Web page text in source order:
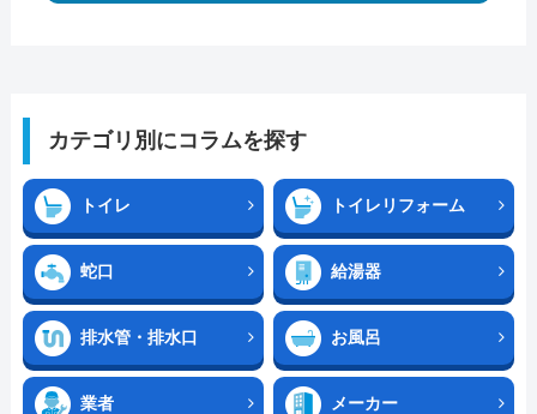
カテゴリ別にコラムを探す
トイレ トイレリフォーム
蛇口 給湯器
排水管・排水口 お風呂
業者 メーカー